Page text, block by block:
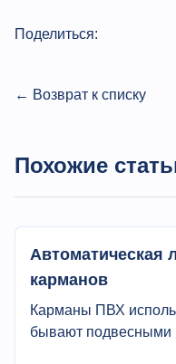
Поделиться:
← Возврат к списку
Похожие
Автоматическая
карманов
Карманы ПВХ
бывают подвесными